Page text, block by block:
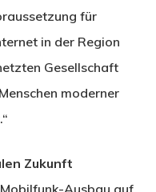
für
in der Region
Gesellschaft
moderner
Zukunft